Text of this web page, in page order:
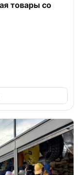
товары со